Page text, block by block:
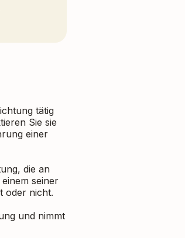
tätig
Sie sie
einer
die an
seiner
oder nicht.
und nimmt